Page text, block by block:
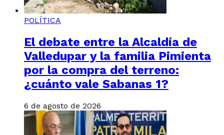
POLÍTICA
El debate entre la Alcaldía de
Valledupar y la familia Pimienta
por la compra del terreno:
¿cuánto vale Sabanas 1?
6 de agosto de 2026